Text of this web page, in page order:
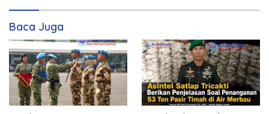
Baca Juga